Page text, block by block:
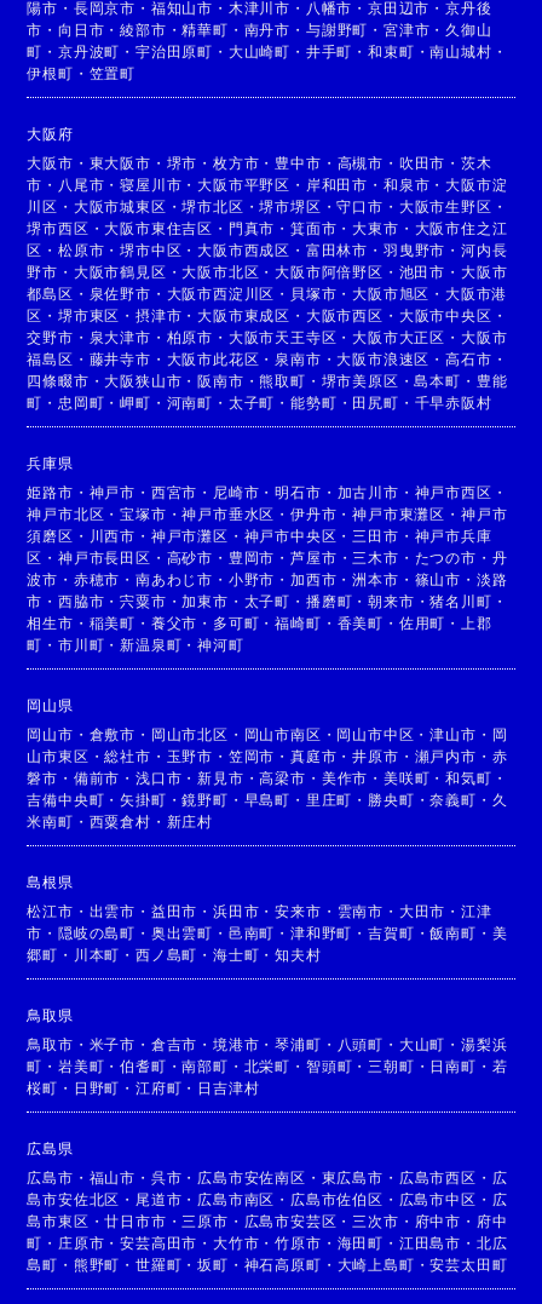
陽市 ・ 長岡京市 ・ 福知山市 ・ 木津川市 ・ 八幡市 ・京田辺市 ・京丹後
市 ・向日市 ・綾部市 ・精華町 ・ 南丹市 ・ 与謝野町 ・ 宮津市 ・ 久御山
町 ・京丹波町 ・宇治田原町 ・ 大山崎町 ・ 井手町 ・和束町 ・南山城村 ・
伊根町 ・ 笠置町
大阪府
大阪市 ・ 東大阪市 ・ 堺市 ・枚方市 ・ 豊中市 ・ 高槻市 ・ 吹田市 ・ 茨木
市 ・ 八尾市 ・寝屋川市 ・大阪市平野区 ・ 岸和田市 ・ 和泉市 ・大阪市淀
川区 ・ 大阪市城東区 ・堺市北区 ・堺市堺区 ・守口市 ・ 大阪市生野区 ・
堺市西区 ・大阪市東住吉区 ・ 門真市 ・箕面市 ・大東市 ・ 大阪市住之江
区 ・松原市 ・堺市中区 ・大阪市西成区 ・ 富田林市 ・ 羽曳野市 ・ 河内長
野市 ・ 大阪市鶴見区 ・大阪市北区 ・大阪市阿倍野区 ・ 池田市 ・ 大阪市
都島区 ・ 泉佐野市 ・ 大阪市西淀川区 ・ 貝塚市 ・大阪市旭区 ・大阪市港
区 ・堺市東区 ・摂津市 ・大阪市東成区 ・ 大阪市西区 ・ 大阪市中央区 ・
交野市 ・ 泉大津市 ・ 柏原市 ・ 大阪市天王寺区 ・大阪市大正区 ・ 大阪市
福島区 ・ 藤井寺市 ・ 大阪市此花区 ・ 泉南市 ・大阪市浪速区 ・高石市 ・
四條畷市 ・大阪狭山市 ・阪南市 ・熊取町 ・ 堺市美原区 ・島本町 ・ 豊能
町 ・ 忠岡町 ・岬町 ・ 河南町 ・ 太子町 ・能勢町 ・ 田尻町 ・ 千早赤阪村
兵庫県
姫路市 ・ 神戸市 ・ 西宮市 ・ 尼崎市 ・明石市 ・ 加古川市 ・ 神戸市西区 ・
神戸市北区 ・宝塚市 ・神戸市垂水区 ・伊丹市 ・神戸市東灘区 ・ 神戸市
須磨区 ・ 川西市 ・ 神戸市灘区 ・ 神戸市中央区 ・ 三田市 ・ 神戸市兵庫
区 ・神戸市長田区 ・ 高砂市 ・ 豊岡市 ・芦屋市 ・ 三木市 ・ たつの市 ・ 丹
波市 ・ 赤穂市 ・南あわじ市 ・ 小野市 ・加西市 ・洲本市 ・ 篠山市 ・ 淡路
市 ・西脇市 ・宍粟市 ・加東市 ・ 太子町 ・ 播磨町 ・朝来市 ・猪名川町 ・
相生市 ・ 稲美町 ・ 養父市 ・ 多可町 ・福崎町 ・ 香美町 ・ 佐用町 ・
上郡
町 ・市川町 ・新温泉町 ・神河町
岡山県
岡山市 ・ 倉敷市 ・ 岡山市北区 ・ 岡山市南区 ・ 岡山市中区 ・津山市 ・ 岡
山市東区 ・総社市 ・ 玉野市 ・ 笠岡市 ・真庭市 ・井原市 ・ 瀬戸内市 ・ 赤
磐市 ・ 備前市 ・浅口市 ・新見市 ・高梁市 ・ 美作市 ・ 美咲町 ・和気町 ・
吉備中央町 ・矢掛町 ・鏡野町 ・ 早島町 ・ 里庄町 ・ 勝央町 ・奈義町 ・ 久
米南町 ・ 西粟倉村 ・ 新庄村
島根県
松江市 ・ 出雲市 ・ 益田市 ・浜田市 ・安来市 ・ 雲南市 ・ 大田市 ・ 江津
市 ・隠岐の島町 ・ 奥出雲町 ・ 邑南町 ・津和野町 ・吉賀町 ・飯南町 ・ 美
郷町 ・ 川本町 ・西ノ島町 ・海士町 ・知夫村
鳥取県
鳥取市 ・ 米子市 ・ 倉吉市 ・境港市 ・琴浦町 ・ 八頭町 ・ 大山町 ・ 湯梨浜
町 ・岩美町 ・伯耆町 ・南部町 ・ 北栄町 ・ 智頭町 ・ 三朝町 ・ 日南町 ・ 若
桜町 ・ 日野町 ・江府町 ・ 日吉津村
広島県
広島市 ・ 福山市 ・ 呉市 ・ 広島市安佐南区 ・ 東広島市 ・ 広島市西区 ・ 広
島市安佐北区 ・ 尾道市 ・ 広島市南区 ・ 広島市佐伯区 ・ 広島市中区 ・ 広
島市東区 ・廿日市市 ・ 三原市 ・ 広島市安芸区 ・ 三次市 ・ 府中市 ・ 府中
町 ・ 庄原市 ・安芸高田市 ・大竹市 ・竹原市 ・ 海田町 ・ 江田島市 ・ 北広
島町 ・ 熊野町 ・世羅町 ・坂町 ・ 神石高原町 ・ 大崎上島町 ・安芸太田町